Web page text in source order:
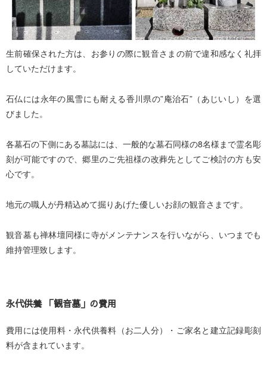
生前確保された方は、お参りの際に観音さまの前で違和感なく礼拝
していただけます。
石仏には永年の風雪にも耐える香川県の”庵治石”（あじいし）を選
びました。
各墓石の下側にある墓誌には、一般的な墓石同様の8名様まで霊名彫
刻が可能ですので、郷里のご先祖様の改葬先としてご検討の方も安
心です。
地元の職人が丹精込めて掘りあげた優しいお顔の観音さまです。
観音墓も禅林壇同様に寺がメンテナンスを行いながら、いつまでも
維持管理致します。
永代供養 「観音墓」の費用
費用には使用料・永代供養料（お二人分）・ご家名と建立記録彫刻
料が含まれています。